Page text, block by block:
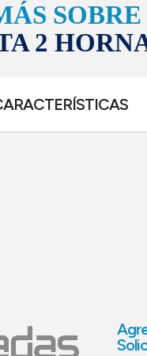
SOBRE
2